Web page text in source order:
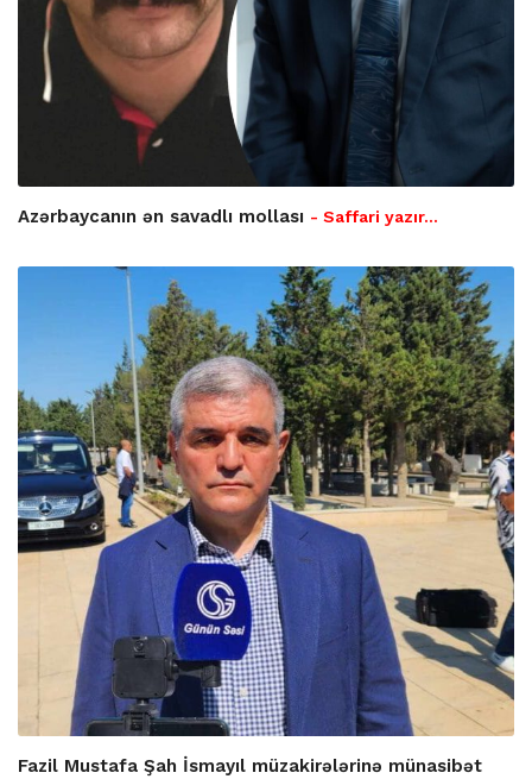
Azərbaycanın ən savadlı mollası - Saffari yazır…
Fazil Mustafa Şah İsmayıl müzakirələrinə münasibət